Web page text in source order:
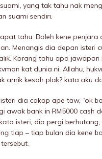
yang tak tahu nak
suami sendiri.
tahu. Boleh kene penjara
Menangis dia depan isteri
Korang tahu apa jawapan
kat dunia ni. Allahu,
amik kesah plak? kata aku
dia cakap ape taw, “ok
awak bank in RM5000 cash
isteri, dia pergi
tiap – tiap bulan dia kene